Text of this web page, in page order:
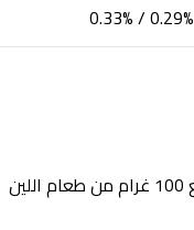
0.29% / 0.33%
اخلط 10 غرام (ملعقة قياس) من المنتج مع 100 غرام من طعام اللين